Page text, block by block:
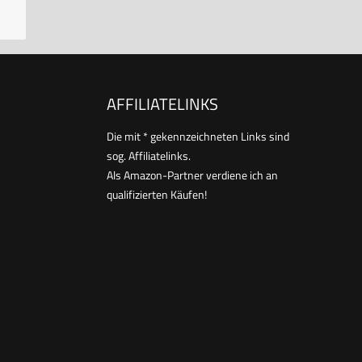
AFFILIATELINKS
Die mit * gekennzeichneten Links sind
sog. Affiliatelinks.
Als Amazon-Partner verdiene ich an
qualifizierten Käufen!